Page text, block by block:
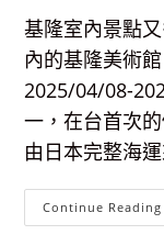
基隆室內景點
內的基隆美術
2025/04/08-
一，在台首次
由日本完整海
Continue Reading